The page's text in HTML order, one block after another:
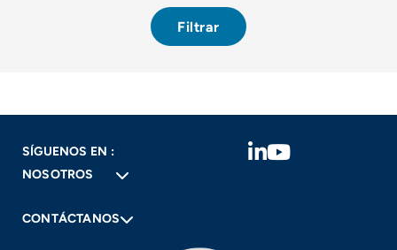
Filtrar
NOSOTROS
CONTÁCTANOS
SÍGUENOS EN :